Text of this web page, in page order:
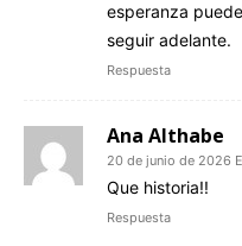
esperanza
seguir adelante.
Respuesta
Ana Althabe
20 de junio de 2026
Que historia!!
Respuesta